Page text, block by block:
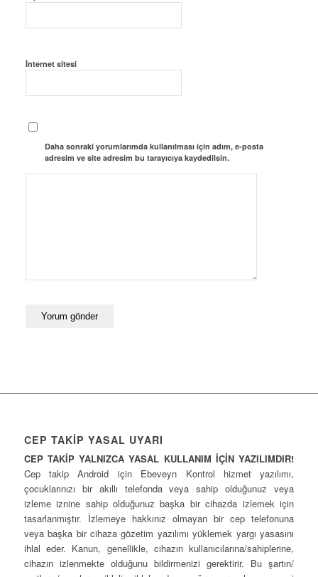
İnternet sitesi
Daha sonraki yorumlarımda kullanılması için adım, e-posta
adresim ve site adresim bu tarayıcıya kaydedilsin.
CEP TAKİP YASAL UYARI
CEP TAKİP YALNIZCA YASAL KULLANIM İÇİN YAZILIMDIR!
Cep takip Android için Ebeveyn Kontrol hizmet yazılımı,
çocuklarınızı bir akıllı telefonda veya sahip olduğunuz veya
izleme iznine sahip olduğunuz başka bir cihazda izlemek için
tasarlanmıştır. İzlemeye hakkınız olmayan bir cep telefonuna
veya başka bir cihaza gözetim yazılımı yüklemek yargı yasasını
ihlal eder. Kanun, genellikle, cihazın kullanıcılarına/sahiplerine,
cihazın izlenmekte olduğunu bildirmenizi gerektirir. Bu şartın/